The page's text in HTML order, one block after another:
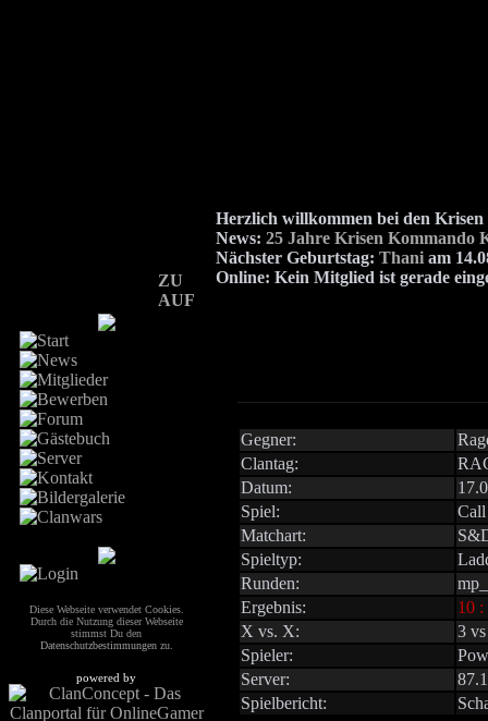
ZU
AUF
Herzlich willkommen bei den
News: 25 Jahre Krisen Kommando
Nächster Geburtstag: Thani am
Online: Kein Mitglied ist gerade
Diese Webseite verwendet Cookies.
Durch die Nutzung dieser Webseite
stimmst Du den
Datenschutzbestimmungen zu.
powered by
Gegner:
Clantag:
Datum:
Spiel:
Matchart:
Spieltyp:
Runden:
Ergebnis:
10 :
X vs. X:
3
Spieler:
Server:
Spielbericht: